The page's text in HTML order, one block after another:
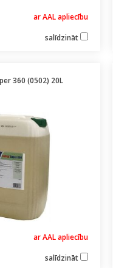
ar AAL apliecību
salīdzināt
360 (0502) 20L
ar AAL apliecību
salīdzināt